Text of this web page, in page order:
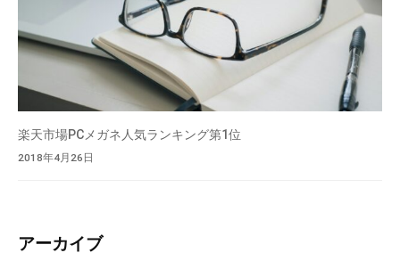
楽天市場PCメガネ人気ランキング第1位
2018年4月26日
アーカイブ